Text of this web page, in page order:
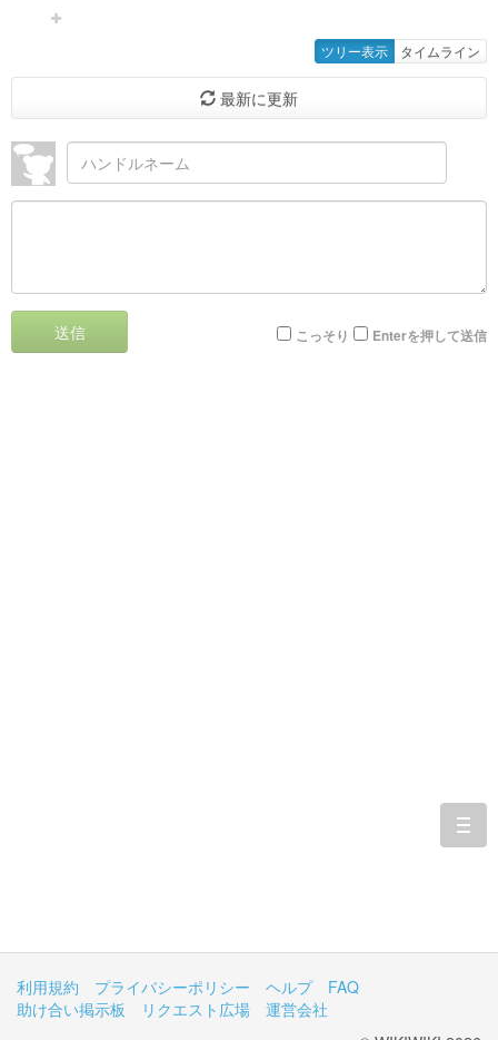
ツリー表示 タイムライン
最新に更新
送信 こっそり Enterを押して送信
利用規約 プライバシーポリシー ヘルプ
FAQ
助け合い掲示板
リクエスト広場
運営会社